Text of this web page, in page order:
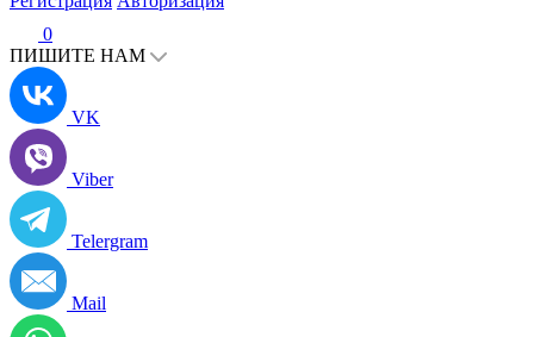
0
ПИШИТЕ НАМ
VK
Viber
Telergram
Mail